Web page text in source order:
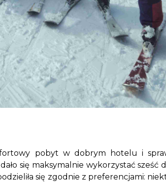
pobyt w dobrym hotelu i
się maksymalnie wykorzystać
się zgodnie z preferencjami: